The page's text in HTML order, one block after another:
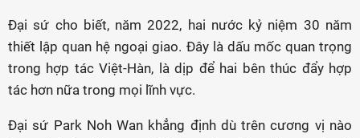
Đại sứ cho biết, năm 2022, hai nước kỷ niệm 30 năm
thiết lập quan hệ ngoại giao. Đây là dấu mốc quan trọng
trong hợp tác Việt-Hàn, là dịp để hai bên thúc đẩy hợp
tác hơn nữa trong mọi lĩnh vực.
Đại sứ Park Noh Wan khẳng định dù trên cương vị nào